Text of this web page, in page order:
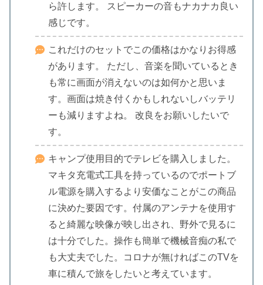
ら許します。 スピーカーの音もナカナカ良い
感じです。
これだけのセットでこの価格はかなりお得感
があります。 ただし、音楽を聞いているとき
も常に画面が消えないのは如何かと思いま
す。画面は焼き付くかもしれないしバッテリ
ーも減りますよね。 改良をお願いしたいで
す。
キャンプ使用目的でテレビを購入しました。
マキタ充電式工具を持っているのでポートブ
ル電源を購入するより安価なことがこの商品
に決めた要因です。付属のアンテナを使用す
ると綺麗な映像が映し出され、野外で見るに
は十分でした。操作も簡単で機械音痴の私で
も大丈夫でした。コロナが無ければこのTVを
車に積んで旅をしたいと考えています。